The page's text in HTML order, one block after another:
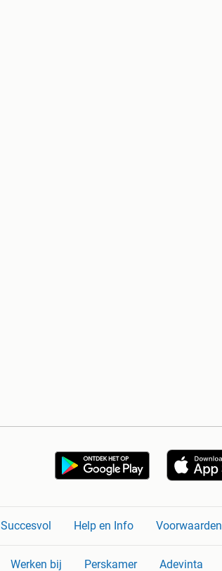
Help en Info Voorwaarden
Werken bij Perskamer Adevinta